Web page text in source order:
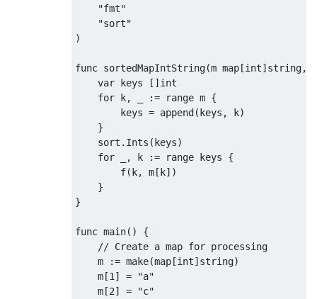
"fmt"
"sort"
)
func sortedMapIntString(m map[int]string,
var keys []int
for k, := range m {
        keys
= append(keys , k)
}
    sort
. Ints (keys)
for
, k := range keys {
        f
(k, m[k])
}
}
func main()
{
// Create a map for processing
    m
:= make(map[int]string)
    m
[1 ] =
"a"
    m
[2] =
"c"